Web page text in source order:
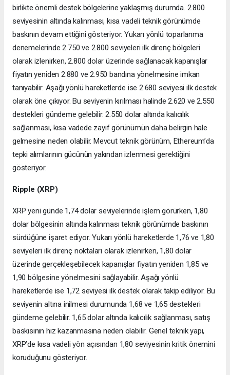
birlikte önemli destek bölgelerine yaklaşmış durumda. 2.800
seviyesinin altında kalınması, kısa vadeli teknik görünümde
baskının devam ettiğini gösteriyor. Yukarı yönlü toparlanma
denemelerinde 2.750 ve 2.800 seviyeleri ilk direnç bölgeleri
olarak izlenirken, 2.800 dolar üzerinde sağlanacak kapanışlar
fiyatın yeniden 2.880 ve 2.950 bandına yönelmesine imkan
tanıyabilir. Aşağı yönlü hareketlerde ise 2.680 seviyesi ilk destek
olarak öne çıkıyor. Bu seviyenin kırılması halinde 2.620 ve 2.550
destekleri gündeme gelebilir. 2.550 dolar altında kalıcılık
sağlanması, kısa vadede zayıf görünümün daha belirgin hale
gelmesine neden olabilir. Mevcut teknik görünüm, Ethereum’da
tepki alımlarının gücünün yakından izlenmesi gerektiğini
gösteriyor.
Ripple (XRP)
XRP yeni günde 1,74 dolar seviyelerinde işlem görürken, 1,80
dolar bölgesinin altında kalınması teknik görünümde baskının
sürdüğüne işaret ediyor. Yukarı yönlü hareketlerde 1,76 ve 1,80
seviyeleri ilk direnç noktaları olarak izlenirken, 1,80 dolar
üzerinde gerçekleşebilecek kapanışlar fiyatın yeniden 1,85 ve
1,90 bölgesine yönelmesini sağlayabilir. Aşağı yönlü
hareketlerde ise 1,72 seviyesi ilk destek olarak takip ediliyor. Bu
seviyenin altına inilmesi durumunda 1,68 ve 1,65 destekleri
gündeme gelebilir. 1,65 dolar altında kalıcılık sağlanması, satış
baskısının hız kazanmasına neden olabilir. Genel teknik yapı,
XRP’de kısa vadeli yön açısından 1,80 seviyesinin kritik önemini
koruduğunu gösteriyor.